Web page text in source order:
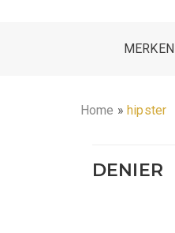
MERKEN
Home »hipster
DENIER